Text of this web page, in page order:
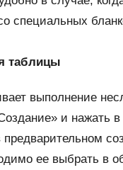
специальных
таблицы
выполнение
и нажать
ее выбрать в